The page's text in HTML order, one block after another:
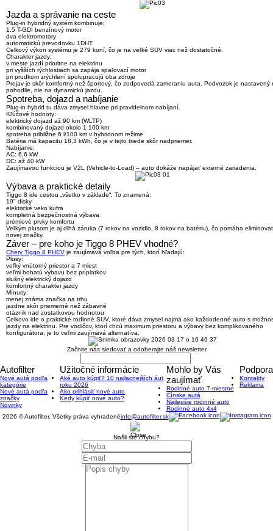
Jazda a správanie na ceste
Plug-in hybridný systém kombinuje:
1.5 T-GDI benzínový motor
dva elektromotory
automatickú prevodovku 1DHT
Celkový výkon systému je 279 koní , čo je na veľké SUV viac než dostatočné.
Charakter jazdy:
v meste jazdí prioritne na elektrinu
pri vyšších rýchlostiach sa zapája spaľovací motor
pri prudkom zrýchlení spolupracujú oba zdroje
Prejav je skôr komfortný než športový , čo zodpovedá zameraniu auta. Podvozok je nastavený
pohodlie, nie na dynamickú jazdu.
Spotreba, dojazd a nabíjanie
Plug-in hybrid tu dáva zmysel hlavne pri pravidelnom nabíjaní.
Kľúčové hodnoty:
elektrický dojazd až 90 km (WLTP)
kombinovaný dojazd okolo 1 100 km
spotreba približne 6 l/100 km v hybridnom režime
Batéria má kapacitu 18,3 kWh , čo je v tejto triede skôr nadpriemer.
Nabíjanie:
AC: 6,6 kW
DC: až 40 kW
Zaujímavou funkciou je V2L (Vehicle-to-Load) – auto dokáže napájať externé zariadenia.
Výbava a praktické detaily
Tiggo 8 ide cestou „všetko v základe“. To znamená:
19" disky
elektrické veko kufra
kompletná bezpečnostná výbava
prémiové prvky komfortu
Veľkým plusom je aj dlhá záruka (7 rokov na vozidlo, 8 rokov na batériu) , čo pomáha
novej značky.
Záver – pre koho je Tiggo 8 PHEV vhodné?
Chery Tiggo 8 PHEV je zaujímavá voľba pre tých, ktorí hľadajú:
Plusy:
veľký vnútorný priestor a 7 miest
veľmi bohatú výbavu bez príplatkov
slušný elektrický dojazd
komfortný charakter jazdy
Mínusy:
menej známa značka na trhu
jazdne skôr priemerné než zábavné
otáznik nad zostatkovou hodnotou
Celkovo ide o praktické rodinné SUV, ktoré dáva zmysel najmä ako každodenné auto s
jazdy na elektrinu . Pre vodičov, ktorí chcú maximum priestoru a výbavy bez komplikovaného
konfigurátora, je to veľmi zaujímavá alternatíva.
Začnite nás sledovať a odoberajte náš newsletter
Autofilter
Nové autá podľa
kategórie
Nové autá podľa
značky
Novinky
Užitočné informácie
Aké auto kúpiť? 10 najlacnejších áut
roku 2026
Ako prihlásiť nové auto
Kedy kúpiť nové auto?
Mohlo by Vás
zaujímať
Rodinné auto 7-miestne
Čínske autá
Najlepšie rodinné auto
Rodinné auto 4x4
Podpora
Kontakty
Reklama
2026 © Autofilter, Všetky práva vyhradenéinfo@autofilter.sk
Našli ste chybu?